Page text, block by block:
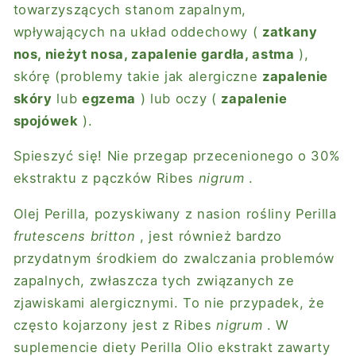
towarzyszących stanom zapalnym,
wpływających na układ oddechowy ( zatkany
nos, nieżyt nosa, zapalenie gardła, astma ),
skórę (problemy takie jak alergiczne zapalenie
skóry lubegzema ) lub oczy ( zapalenie
spojówek ).
Spieszyć się! Nie przegap przecenionego o 30%
ekstraktu z pączków Ribes nigrum .
Olej Perilla, pozyskiwany z nasion rośliny Perilla
frutescens britton , jest również bardzo
przydatnym środkiem do zwalczania problemów
zapalnych, zwłaszcza tych związanych ze
zjawiskami alergicznymi. To nie przypadek, że
często kojarzony jest z Ribesnigrum . W
suplemencie diety Perilla Olio ekstrakt zawarty